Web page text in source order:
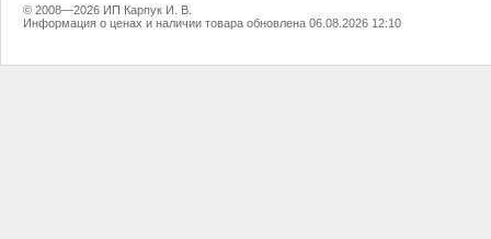
© 2008—2026 ИП Карпук И. В.
Информация о ценах и наличии товара обновлена 06.08.2026 12:10